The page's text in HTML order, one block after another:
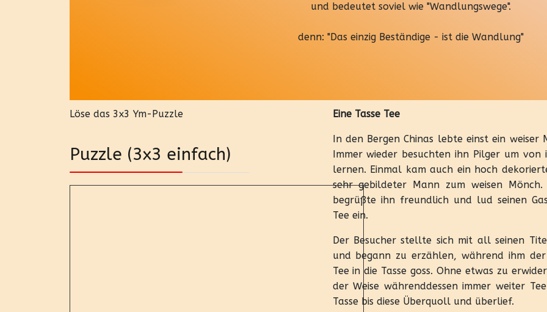
und bedeutet soviel wie "Wandlungswege".
denn: "Das einzig Beständige - ist die Wandlung"
Löse das 3x3 Ym-Puzzle
Puzzle (3x3 einfach)
Eine Tasse Tee
In den Bergen Chinas lebte einst ein weiser
Immer wieder besuchten ihn Pilger um von
lernen. Einmal kam auch ein hoch
sehr gebildeter Mann zum weisen Mönch.
begrüßte ihn freundlich und lud seinen
Tee ein.
Der Besucher stellte sich mit all seinen
und begann zu erzählen, während ihm der
Tee in die Tasse goss. Ohne etwas zu
der Weise währenddessen immer weiter
Tasse bis diese Überquoll und überlief.